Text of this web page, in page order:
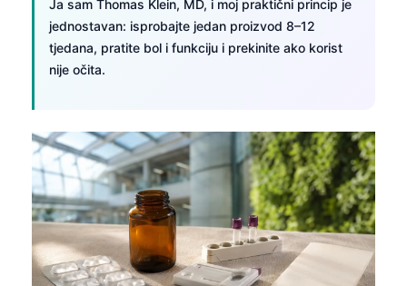
Ja sam Thomas Klein, MD, i moj praktični princip je
jednostavan: isprobajte jedan proizvod 8–12
tjedana, pratite bol i funkciju i prekinite ako korist
nije očita.